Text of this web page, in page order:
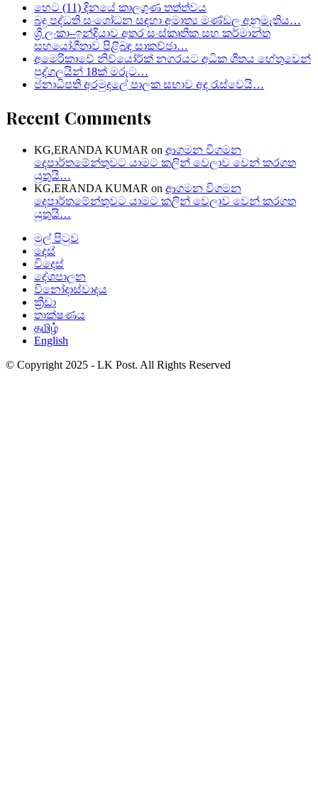
හෙට (11) දිනයේ කාලගුණ තත්ත්වය
බදු පද්ධති සංශෝධන සඳහා අමාත්‍ය මණ්ඩල අනුමැතිය…
ශ්‍රී ලංකා–ඉන්දියාව අතර සංස්කෘතික සහ කර්මාන්ත
සහයෝගීතාව පිළිබඳ සාකච්ඡා…
අමෙරිකාවේ නිව්යෝර්ක් නගරයට අධික ශීතය හේතුවෙන්
පුද්ගලයින් 18ක් මරුට…
ජනාධිපති අරමුදලේ පාලක සභාව අද රැස්වෙයි…
Recent Comments
KG,ERANDA KUMAR on ආගමන විගමන
දෙපාර්තමේන්තුවට යාමට කලින් වෙලාව වෙන් කරගත
යුතුයි…
KG,ERANDA KUMAR on ආගමන විගමන
දෙපාර්තමේන්තුවට යාමට කලින් වෙලාව වෙන් කරගත
යුතුයි…
මුල් පිටුව
දෙස්
විදෙස්
දේශපාලන
විනෝදාස්වාදය
ක්‍රීඩා
තාක්ෂණය
தமிழ்
English
© Copyright 2025 - LK Post. All Rights Reserved